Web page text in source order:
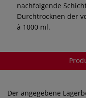
nachfolgende
Durchtrocknen der
à 1000 ml.
Der angegebene